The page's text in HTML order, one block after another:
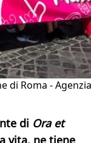
di Roma - Agenzia
di Ora et
vita, ne tiene